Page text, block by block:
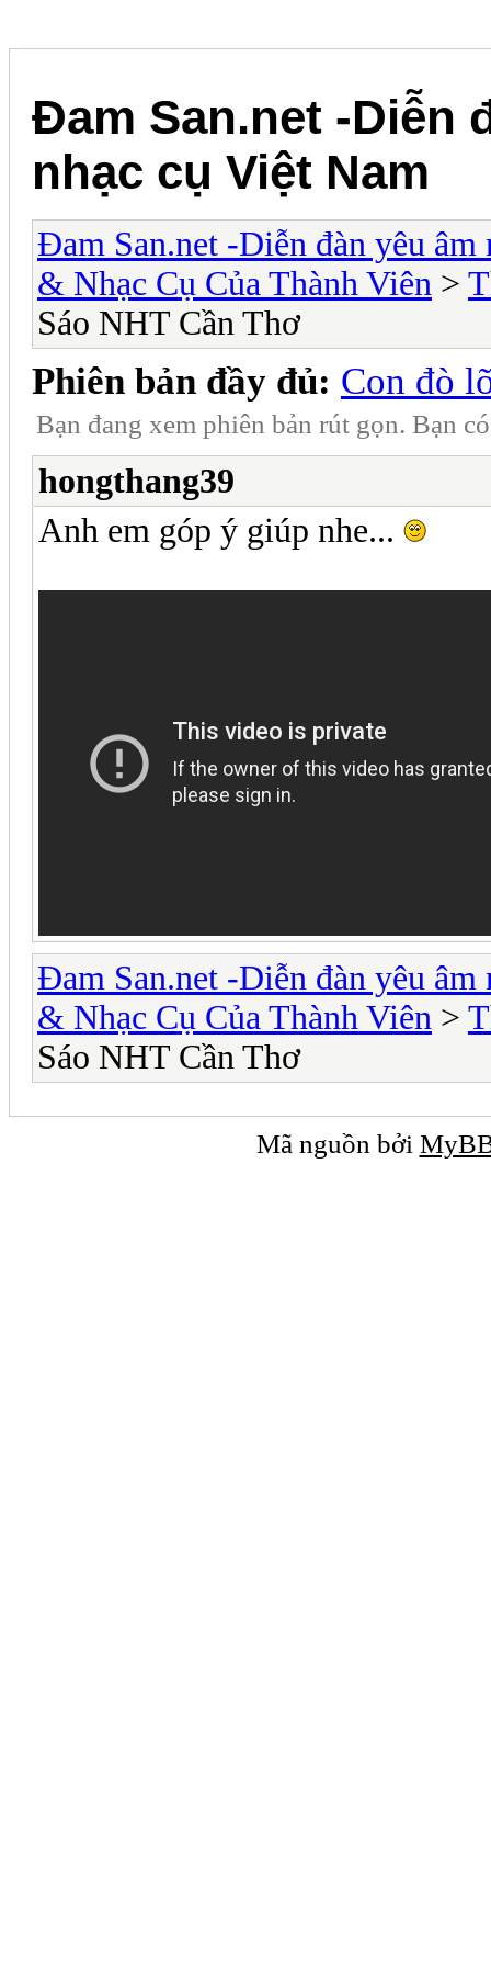
Đam San.net -Diễn
nhạc cụ Việt Nam
Đam San.net -Diễn đàn yêu âm
& Nhạc Cụ Của Thành Viên >
Sáo NHT Cần Thơ
Phiên bản đầy đủ: Con đò
Bạn đang xem phiên bản rút gọn. Bạn
hongthang39
Anh em góp ý giúp nhe...
Đam San.net -Diễn đàn yêu âm
& Nhạc Cụ Của Thành Viên >
Sáo NHT Cần Thơ
Mã nguồn bởi